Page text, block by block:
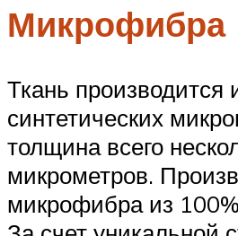
Микрофибра
Ткань производится
синтетических
толщина всего
микрометров.
микрофибра из